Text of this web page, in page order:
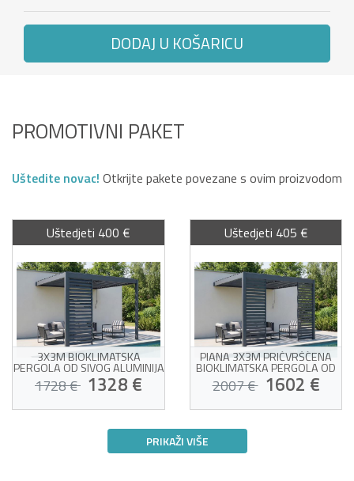
DODAJ U KOŠARICU
PROMOTIVNI PAKET
Uštedite novac! Otkrijte pakete povezane s ovim proizvodom
Uštedjeti 400 €
3X3M BIOKLIMATSKA
PERGOLA OD SIVOG ALUMINIJA
+ 1 PARAVAN ZA PRIVATNOST
- PIANA
1728 € 1328 €
pergole + 1 zaštitna
Konstrukcija od aluminija i
Uštedjeti 405 €
PIANA 3X3M PRIČVRŠĆENA
BIOKLIMATSKA PERGOLA OD
SIVOG ALUMINIJA + 2
PARAVANA ZA PRIVATNOST
2007 € 1602 €
pergole + 2 žaluzine za
Konstrukcija od aluminija i
PRIKAŽI VIŠE